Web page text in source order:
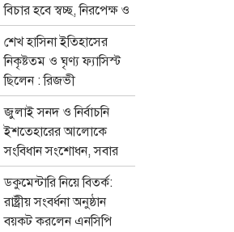
বিচার হবে স্বচ্ছ, নিরপেক্ষ ও
বিশ্বাসযোগ্য : প্রধানমন্ত্রী
শেখ হাসিনা ইতিহাসের
নিকৃষ্টতম ও ঘৃণ্য ফ্যাসিস্ট
ছিলেন : রিজভী
জুলাই সনদ ও নির্বাচনি
ইশতেহারের আলোকে
সংবিধান সংশোধন, সবার
মতামত নেবে বিশেষ কমিটি
ডকুমেন্টারি নিয়ে বিতর্ক:
রাষ্ট্রীয় সংবর্ধনা অনুষ্ঠান
বয়কট করলেন এনসিপি